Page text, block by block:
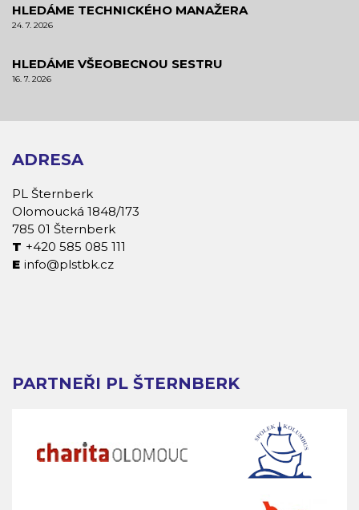
HLEDÁME TECHNICKÉHO MANAŽERA
24. 7. 2026
HLEDÁME VŠEOBECNOU SESTRU
16. 7. 2026
ADRESA
PL Šternberk
Olomoucká 1848/173
785 01 Šternberk
+420 585 085 111
info@plstbk.cz
PARTNEŘI PL ŠTERNBERK